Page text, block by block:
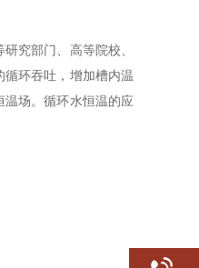
究部门、高等院校、
环吞吐，增加槽内温
场。循环水恒温的应